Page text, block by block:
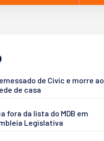
de Civic e morre ao
de casa
fora da lista do MDB em
Legislativa